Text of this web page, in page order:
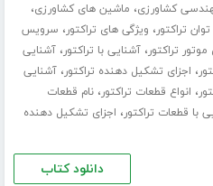
کشاورزی، ماشین های کشاورزی،
توان تراکتور، ویژگی های تراکتور، سرویس
موتور تراکتور،آشنایی با تراکتور،آشنایی
، اجزای تشکیل دهنده تراکتور،آشنایی
، انواع قطعات تراکتور،نام قطعات
با قطعات تراکتور، اجزای تشکیل دهنده
دانلود کتاب